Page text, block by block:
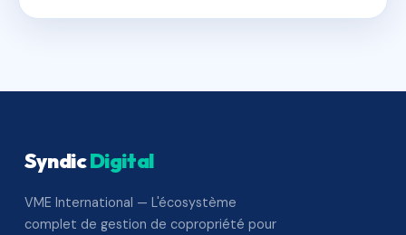
SyndicDigital
VME International — L'écosystème
complet de gestion de copropriété pour